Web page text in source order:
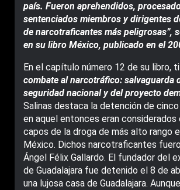
país. Fueron aprehendidos,
sentenciados miembros y dirigentes
de narcotraficantes más peligrosas”,
en su libro México, publicado en el
En el capítulo número 12 de su libro,
combate al narcotráfico: salvaguarda
seguridad nacional y del proyecto
Salinas destaca la detención de
en aquel entonces eran considerados
capos de la droga de más alto rango
México. Dichos narcotraficantes
Ángel Félix Gallardo. El fundador del
de Guadalajara fue detenido el 8 de
una lujosa casa de Guadalajara.